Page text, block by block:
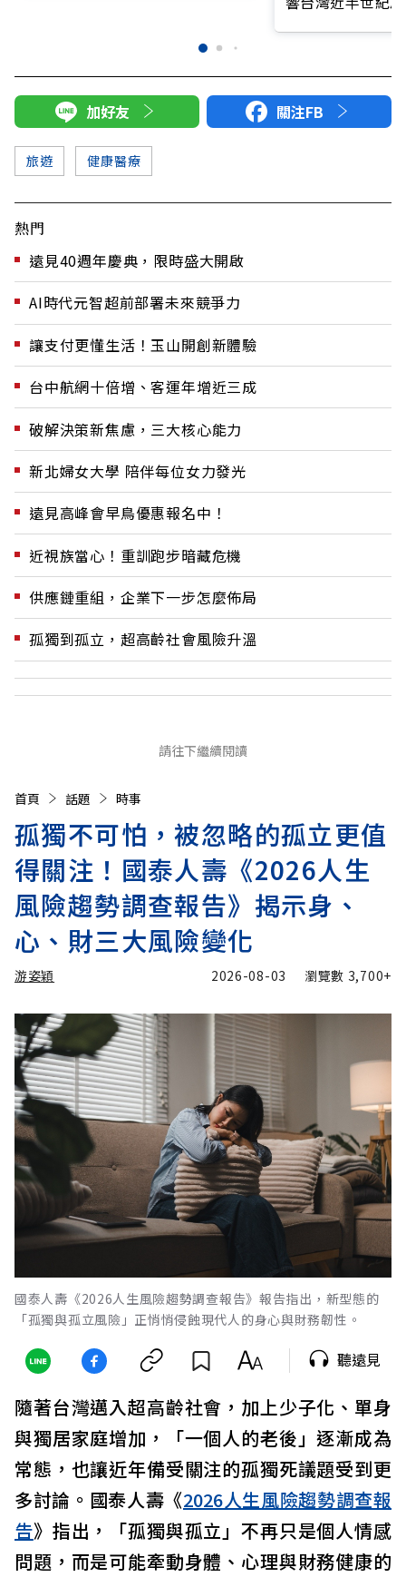
加好友 關注FB
旅遊 健康醫療
熱門
遠見40週年慶典，限時盛大開啟
AI時代元智超前部署未來競爭力
讓支付更懂生活！玉山開創新體驗
台中航網十倍增、客運年增近三成
破解決策新焦慮，三大核心能力
新北婦女大學 陪伴每位女力發光
遠見高峰會早鳥優惠報名中！
近視族當心！重訓跑步暗藏危機
供應鏈重組，企業下一步怎麼佈局
孤獨到孤立，超高齡社會風險升溫
請往下繼續閱讀
首頁 話題 時事
孤獨不可怕，被忽略的孤立更值
得關注！國泰人壽《2026人生
風險趨勢調查報告》揭示身、
心、財三大風險變化
游姿穎 2026-08-03 瀏覽數 3,700+
國泰人壽《2026人生風險趨勢調查報告》報告指出，新型態的
「孤獨與孤立風險」正悄悄侵蝕現代人的身心與財務韌性。
聽遠見
隨著台灣邁入超高齡社會，加上少子化、單身
與獨居家庭增加，「一個人的老後」逐漸成為
常態，也讓近年備受關注的孤獨死議題受到更
多討論。國泰人壽《2026人生風險趨勢調查報
告》指出，「孤獨與孤立」不再只是個人情感
問題，而是可能牽動身體、心理與財務健康的